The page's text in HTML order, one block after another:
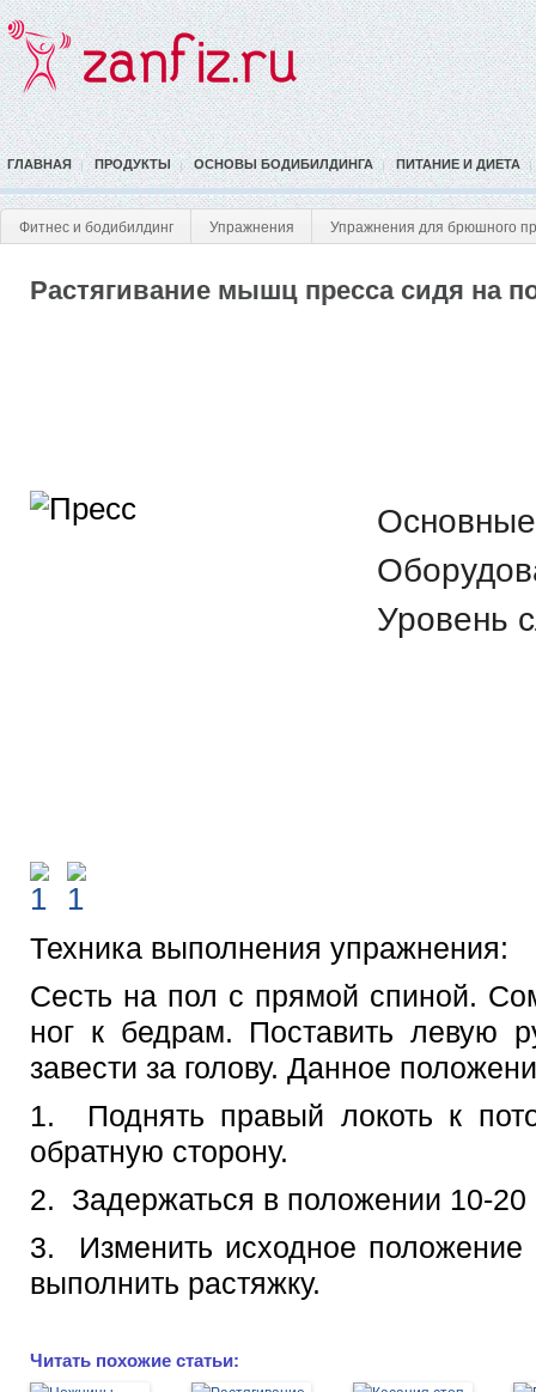
ГЛАВНАЯ ПРОДУКТЫ ОСНОВЫ БОДИБИЛДИНГА ПИТАНИЕ И ДИЕТА
Фитнес и бодибилдинг Упражнения Упражнения для брюшного
Растягивание мышц пресса сидя на
Уровень
Техника выполнения упражнения:
Сесть на пол с прямой спиной.
ног к бедрам. Поставить левую
завести за голову. Данное
1. Поднять правый локоть к
обратную сторону.
2. Задержаться в положении 10-20
3. Изменить исходное положение
выполнить растяжку.
Читать похожие статьи: